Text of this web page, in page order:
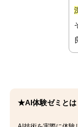
★AI体験ゼミとは